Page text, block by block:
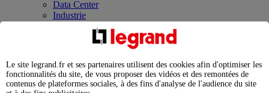
Data Center
Industrie
Infrastructures
Contrôler et planifier le fonctionnement des appareils
Répartir et optimiser son tableau électrique
Legrand Data Center Solutions : concentrer les
expertises au service de vos performances
Le site legrand.fr et ses partenaires utilisent des cookies afin d'optimiser les
fonctionnalités du site, de vous proposer des vidéos et des remontées de
contenus de plateformes sociales, à des fins d'analyse de l'audience du site